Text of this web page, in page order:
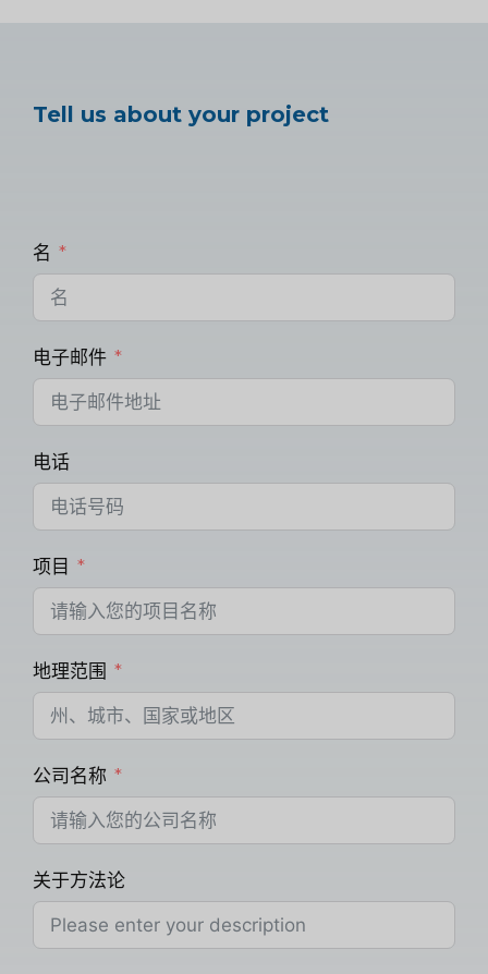
Tell us about your project
名
电子邮件
电话
项目
地理范围
公司名称
关于方法论